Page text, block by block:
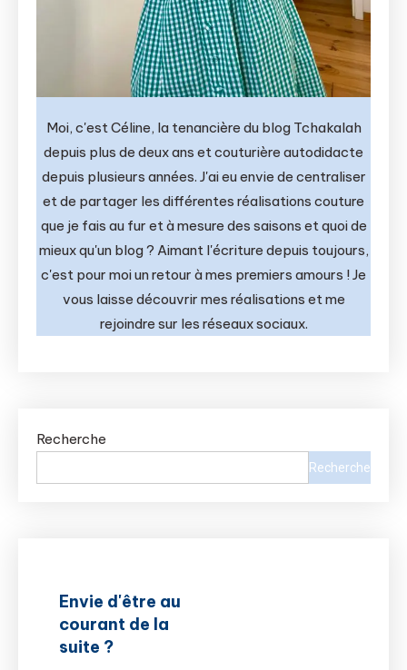
Moi, c'est Céline, la tenancière du blog Tchakalah
depuis plus de deux ans et couturière autodidacte
depuis plusieurs années. J'ai eu envie de centraliser
et de partager les différentes réalisations couture
que je fais au fur et à mesure des saisons et quoi de
mieux qu'un blog ? Aimant l'écriture depuis toujours,
c'est pour moi un retour à mes premiers amours ! Je
vous laisse découvrir mes réalisations et me
rejoindre sur les réseaux sociaux.
Recherche
Recherche
Envie d'être au
courant de la
suite ?